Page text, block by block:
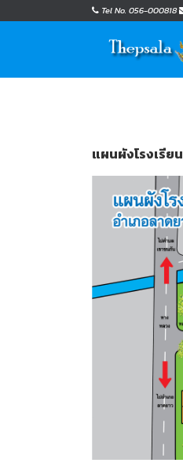
Tel No. 056-000818
แผนผังโรงเรียน